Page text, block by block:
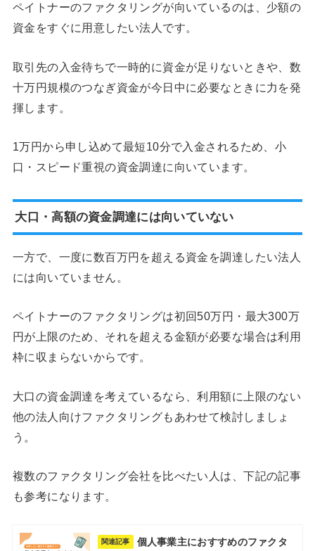
ペイトナーのファクタリングが向いているのは、少額の
資金をすぐに用意したい法人です。
取引先の入金待ちで一時的に資金が足りないときや、数
十万円規模のつなぎ資金が今日中に必要なときに力を発
揮します。
1万円から申し込めて最短10分で入金されるため、小
口・スピード重視の資金調達に向いています。
大口・高額の資金調達には向いていない
一方で、一度に数百万円を超える資金を調達したい法人
には向いていません。
ペイトナーのファクタリングは初回50万円・最大300万
円が上限のため、それを超える金額が必要な場合は利用
枠に収まらないからです。
大口の資金調達を考えているなら、利用額に上限のない
他の法人向けファクタリングもあわせて検討しましょ
う。
複数のファクタリング会社を比べたい人は、下記の記事
も参考になります。
関連記事 個人事業主におすすめのファクタ